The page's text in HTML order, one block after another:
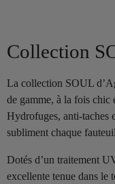
Collection
La collection SOUL
de gamme, à la fois chic
Hydrofuges, anti-taches
subliment chaque
Dotés d’un traitement
excellente tenue dans le